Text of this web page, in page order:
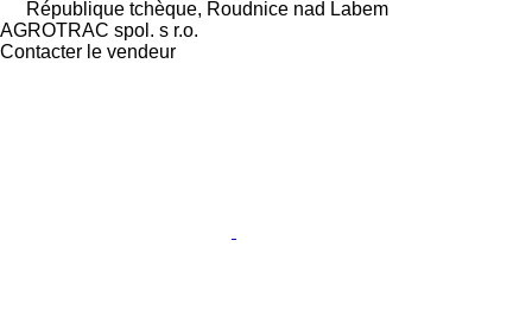
République tchèque, Roudnice nad Labem
AGROTRAC spol. s r.o.
Contacter le vendeur